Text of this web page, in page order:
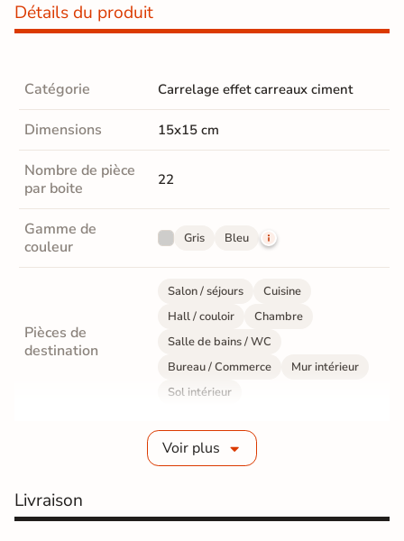
Détails du produit
Catégorie Carrelage effet carreaux ciment
Dimensions 15x15 cm
Nombre de pièce
par boite
22
Gamme de
couleur
Gris Bleu
Pièces de
destination
Salon / séjours
Cuisine
Hall / couloir
Chambre
Salle de bains / WC
Bureau / Commerce
Mur intérieur
Sol intérieur
Grès cérame émaillé
Résistance à
Gr4 - Très résistant
Voir plus
Livraison